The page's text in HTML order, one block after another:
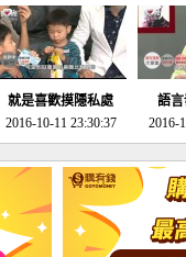
就是喜歡摸隱私處
2016-10-11 23:30:37
語
2016-